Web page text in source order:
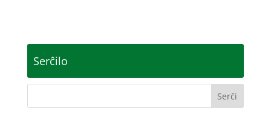
Serĉilo